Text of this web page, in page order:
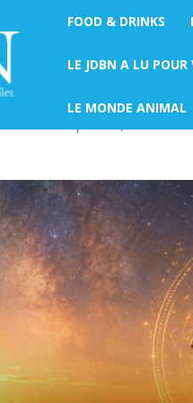
FOOD & DRINKS
LE JDBN A LU
LE MONDE ANIMAL
personnel & Spiritualité
Développement